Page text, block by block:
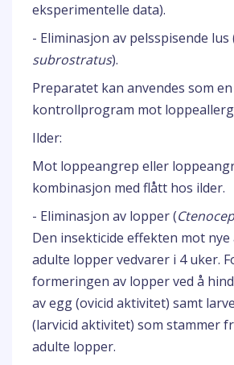
eksperimentelle data).
- Eliminasjon av pelsspisende lus
subrostratus).
Preparatet kan anvendes som
kontrollprogram mot
Ilder:
Mot loppeangrep eller
kombinasjon med flått hos ilder.
- Eliminasjon av lopper (
Den insekticide effekten mot
adulte lopper vedvarer i 4 uker.
formeringen av lopper ved å
av egg (ovicid aktivitet) samt
(larvicid aktivitet) som stammer
adulte lopper.